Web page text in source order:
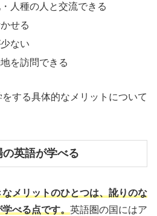
人種の人と交流できる
せる
ない
を訪問できる
する具体的なメリットについて
英語が学べる
メリットのひとつは、訛りのな
べる点です。英語圏の国にはア